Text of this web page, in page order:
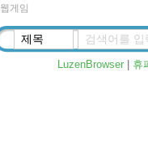
웹게임
LuzenBrowser| 휴